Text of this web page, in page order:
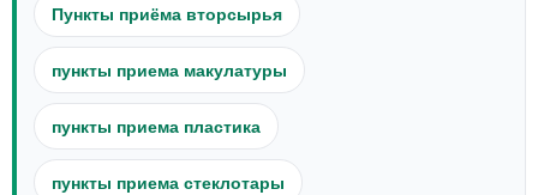
Пункты приёма вторсырья
пункты приема макулатуры
пункты приема пластика
пункты приема стеклотары